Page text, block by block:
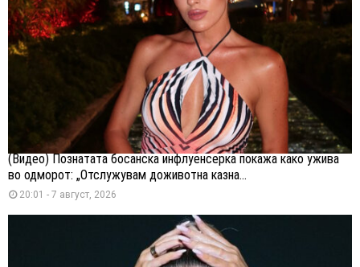
(Видео) Познатата босанска инфлуенсерка покажа како ужива
во одморот: „Отслужувам доживотна казна...
20:01 - 7 август, 2026